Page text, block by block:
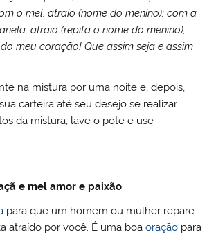
o mel, atraio (nome do menino); com a
atraio (repita o nome do menino),
meu coração! Que assim seja e assim
na mistura por uma noite e, depois,
carteira até seu desejo se realizar.
da mistura, lave o pote e use
e mel amor e paixão
para que um homem ou mulher repare
atraído por você. É uma boaoração para